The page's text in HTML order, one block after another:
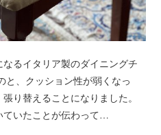
るイタリア製のダイニングチ
と、クッション性が弱くなっ
り替えることになりました。
ていたことが伝わって…